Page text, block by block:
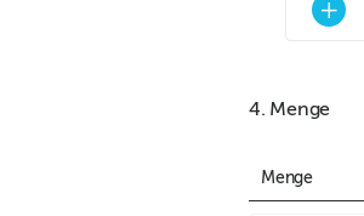
+
4. Menge
Menge